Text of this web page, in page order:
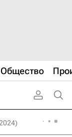
Общество